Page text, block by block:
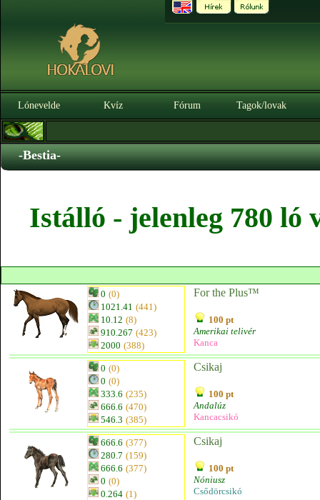
Lónevelde Kvíz Fórum Tagok/lovak
-Bestia-
Istálló - jelenleg 780 ló
0 (0)
1021.41 (441)
10.12 (8)
910.267 (423)
2000 (388)
For the Plus™
100 pt
Amerikai telivér
Kanca
0 (0)
0 (0)
333.6 (235)
666.6 (470)
546.3 (385)
Csikaj
100 pt
Andalúz
Kancacsikó
666.6 (377)
280.7 (159)
666.6 (377)
0 (0)
0.264 (1)
Csikaj
100 pt
Nóniusz
Csődörcsikó